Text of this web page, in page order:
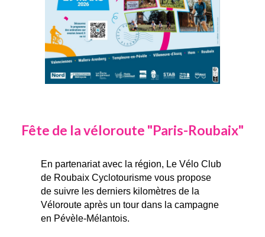
Fête de la véloroute "Paris-Roubaix"
En partenariat avec la région, Le Vélo Club
de Roubaix Cyclotourisme vous propose
de suivre les derniers kilomètres de la
Véloroute après un tour dans la campagne
en Pévèle-Mélantois.